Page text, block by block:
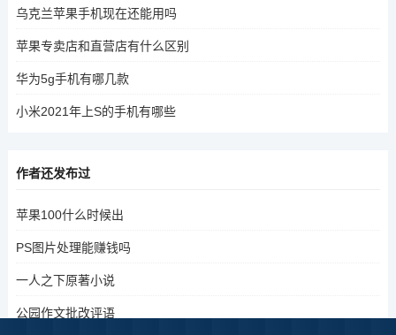
乌克兰苹果手机现在还能用吗
苹果专卖店和直营店有什么区别
华为5g手机有哪几款
小米2021年上S的手机有哪些
作者还发布过
苹果100什么时候出
PS图片处理能赚钱吗
一人之下原著小说
公园作文批改评语